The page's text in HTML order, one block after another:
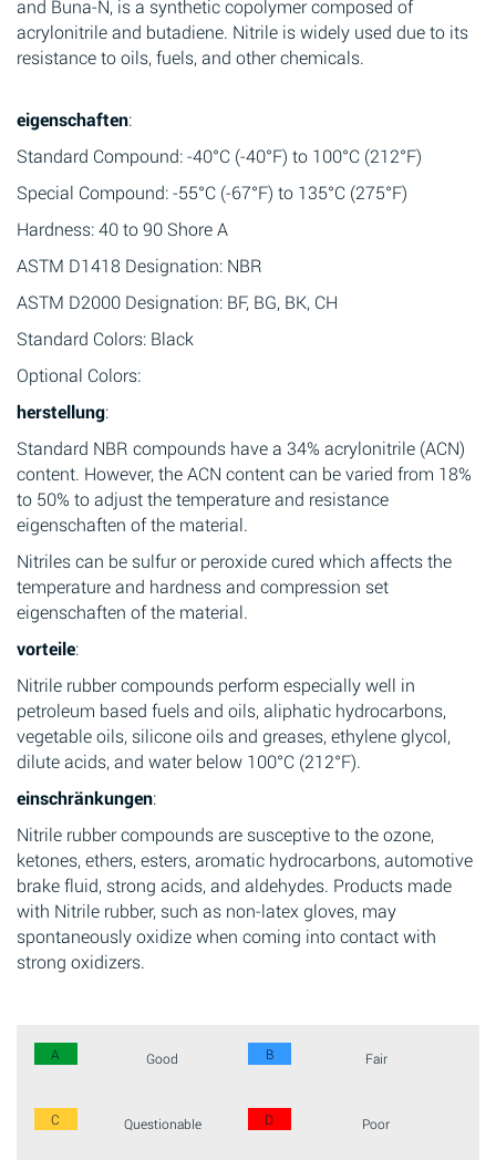
and Buna-N, is a synthetic copolymer composed of
acrylonitrile and butadiene. Nitrile is widely used due to its
resistance to oils, fuels, and other chemicals.
eigenschaften:
Standard Compound: -40°C (-40°F) to 100°C (212°F)
Special Compound: -55°C (-67°F) to 135°C (275°F)
Hardness: 40 to 90 Shore A
ASTM D1418 Designation: NBR
ASTM D2000 Designation: BF, BG, BK, CH
Standard Colors: Black
Optional Colors:
herstellung:
Standard NBR compounds have a 34% acrylonitrile (ACN)
content. However, the ACN content can be varied from 18%
to 50% to adjust the temperature and resistance
eigenschaften of the material.
Nitriles can be sulfur or peroxide cured which affects the
temperature and hardness and compression set
eigenschaften of the material.
vorteile:
Nitrile rubber compounds perform especially well in
petroleum based fuels and oils, aliphatic hydrocarbons,
vegetable oils, silicone oils and greases, ethylene glycol,
dilute acids, and water below 100°C (212°F).
einschränkungen:
Nitrile rubber compounds are susceptive to the ozone,
ketones, ethers, esters, aromatic hydrocarbons, automotive
brake fluid, strong acids, and aldehydes. Products made
with Nitrile rubber, such as non-latex gloves, may
spontaneously oxidize when coming into contact with
strong oxidizers.
A Good B Fair
C Questionable D Poor